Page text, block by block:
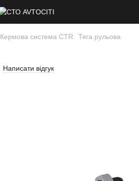
Кермова система CTR Тяга рульова
Написати відгук